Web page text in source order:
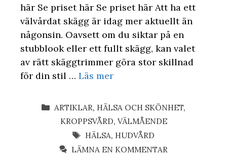
här Se priset här Se priset här Att ha ett
välvårdat skägg är idag mer aktuellt än
någonsin. Oavsett om du siktar på en
stubblook eller ett fullt skägg, kan valet
av rätt skäggtrimmer göra stor skillnad
för din stil … Läs mer
KATEGORIER
ARTIKLAR, HÄLSA OCH SKÖNHET,
KROPPSVÅRD, VÄLMÅENDE
ETIKETTER
HÄLSA, HUDVÅRD
LÄMNA EN KOMMENTAR